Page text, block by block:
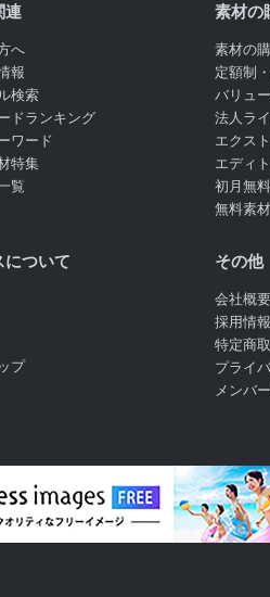
連
へ
報
検索
ドランキング
ワード
特集
覧
素材の
素材の
定額制
バリュ
法人ラ
エクス
エディ
初月無
無料素材
について
プ
その他
会社概要
採用情報
特定商
プライ
メンバ